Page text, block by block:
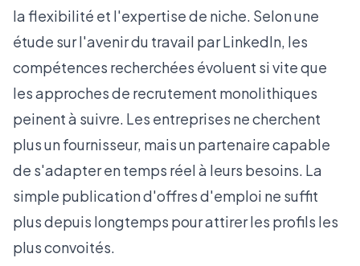
la flexibilité et l'expertise de niche. Selon une
étude sur l'avenir du travail par LinkedIn, les
compétences recherchées évoluent si vite que
les approches de recrutement monolithiques
peinent à suivre. Les entreprises ne cherchent
plus un fournisseur, mais un partenaire capable
de s'adapter en temps réel à leurs besoins. La
simple publication d'offres d'emploi ne suffit
plus depuis longtemps pour attirer les profils les
plus convoités.